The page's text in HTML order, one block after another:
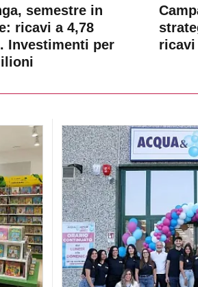
semestre in
ricavi a 4,78
Investimenti per